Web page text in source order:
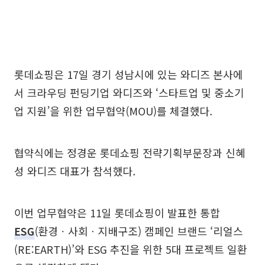
롯데쇼핑은 17일 경기 성남시에 있는 와디즈 본사에
서 크라우딩 펀딩기업 와디즈와 ‘스타트업 및 중소기
업 지원’을 위한 업무협약(MOU)를 체결했다.
협약식에는 정경운 롯데쇼핑 전략기획부문장과 신혜
성 와디즈 대표가 참석했다.
이번 업무협약은 11일 롯데쇼핑이 발표한 통합
ESG(환경ㆍ사회ㆍ지배구조) 캠페인 브랜드 ‘리얼스
(RE:EARTH)’와 ESG 추진을 위한 5대 프로젝트 일환